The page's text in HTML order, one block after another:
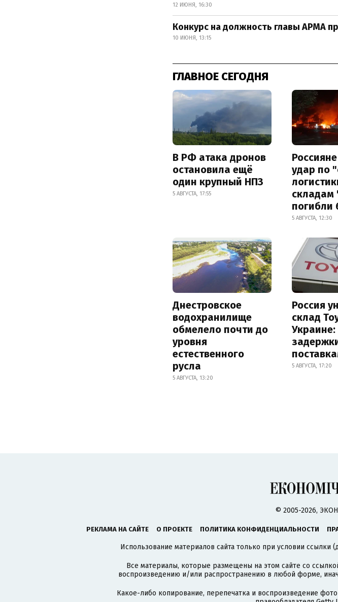
12 ИЮНЯ, 16:30
Конкурс на должность главы АРМА
10 ИЮНЯ, 13:15
ГЛАВНОЕ СЕГОДНЯ
В РФ атака дронов
остановила ещё
один крупный НПЗ
5 АВГУСТА, 17:55
удар по
складам
погибли
5 АВГУСТА, 12:30
Днестровское
водохранилище
обмелело почти до
уровня
естественного
русла
5 АВГУСТА, 13:20
Россия
склад
5 АВГУСТА, 17:20
© 2005-2026,
РЕКЛАМА НА САЙТЕ О ПРОЕКТЕ ПОЛИТИКА КОНФИДЕНЦИАЛЬНОСТИ
Использование материалов сайта только при условии
Все материалы, которые размещены на этом сайте со
воспроизведению и/или распространению в любой форме,
Какое-либо копирование, перепечатка и воспроизведение